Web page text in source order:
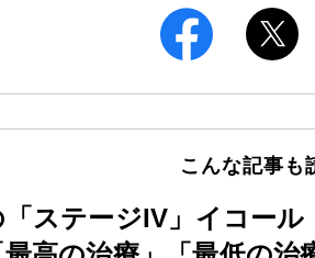
こんな記事も
「ステージIV」イコー